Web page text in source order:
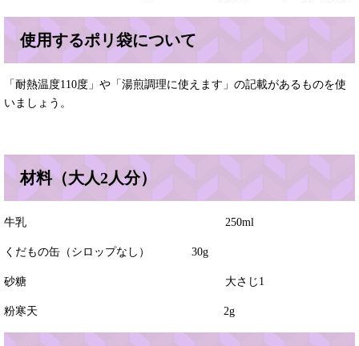
使用するポリ袋について
「耐熱温度110度」や「湯煎調理に使えます」の記載があるものを使
いましょう。
材料（大人2人分）
牛乳 250ml
くだもの缶（シロップなし） 30g
砂糖 大さじ1
粉寒天 2g